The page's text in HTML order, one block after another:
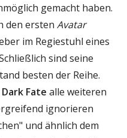
gemacht haben.
den ersten Avatar
im Regiestuhl eines
sind seine
besten der Reihe.
Fate alle weiteren
ignorieren
und ähnlich dem